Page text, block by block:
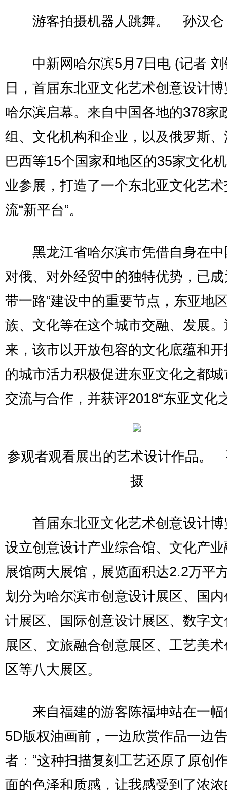
游客拍摄机器人跳舞。 孙汉仑
中新网哈尔滨5月7日电 (记者 刘
日，首届东北亚文化艺术创意设计
哈尔滨启幕。来自中国各地的378家
组、文化机构和企业，以及俄罗斯
巴西等15个国家和地区的35家文化
业参展，打造了一个东北亚文化艺术
流“新平台”。
黑龙江省哈尔滨市凭借自身在中
对俄、对外经贸中的独特优势，已成
带一路”建设中的重要节点，东亚地
族、文化等在这个城市交融、发展
来，该市以开放包容的文化底蕴和
的城市活力积极促进东亚文化之都
交流与合作，并获评2018“东亚文化
参观者观看展出的艺术设计作品。
摄
首届东北亚文化艺术创意设计博
设立创意设计产业综合馆、文化产
展馆两大展馆，展览面积达2.2万平
划分为哈尔滨市创意设计展区、国
计展区、国际创意设计展区、数字
展区、文旅融合创意展区、工艺美
区等八大展区。
来自福建的游客陈福坤站在一幅
5D版权油画前，一边欣赏作品一边
者：“这种扫描复刻工艺还原了原创
面的色泽和质感，让我感受到了浓